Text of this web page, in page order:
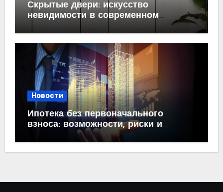
Скрытые двери: искусство
невидимости в современном
Новости
Ипотека без первоначального
взноса: возможности, риски и
практические рекомендации<